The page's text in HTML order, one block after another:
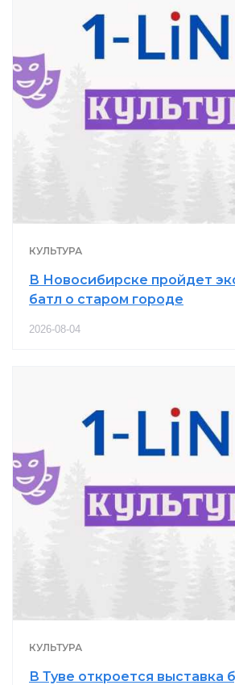
КУЛЬТУРА
В Новосибирске пройдет
батл о старом городе
2026-08-04
КУЛЬТУРА
В Туве откроется выставка